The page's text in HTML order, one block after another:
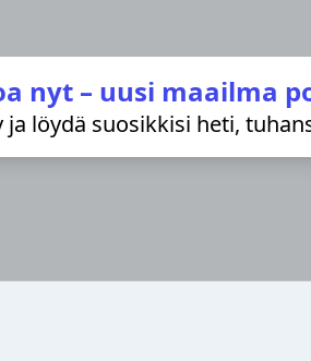
nyt – uusi maailma
löydä suosikkisi heti,